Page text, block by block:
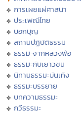
การเผยแผ่ศาสนา
ประเพณีไทย
บอกบุญ
สถานปฏิบัติธรรม
ธรรมะจากหลวงพ่อ
ธรรมะกับเยาวชน
นิทานธรรมะบันเทิง
ธรรมะบรรยาย
บทความธรรมะ
กวีธรรมะ